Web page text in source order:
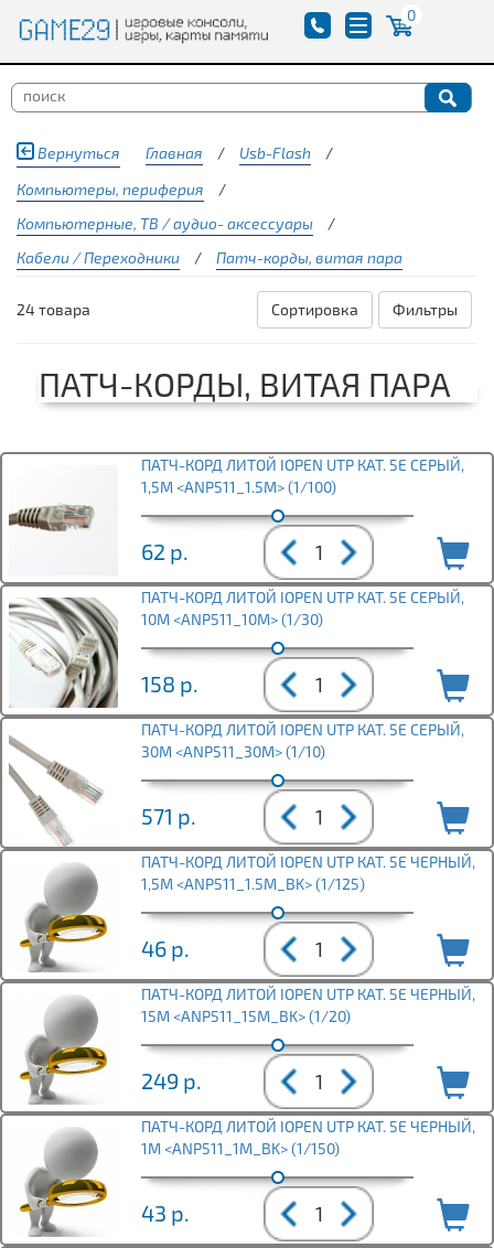
0
Вернуться Главная / Usb-Flash
/
Компьютеры, периферия
/
Компьютерные, ТВ / аудио- аксессуары
/
Кабели / Переходники
/ Патч-корды, витая пара
24 товара Фильтры
Сортировка
ПАТЧ-КОРДЫ, ВИТАЯ ПАРА
ПАТЧ-КОРД ЛИТОЙ IOPEN UTP КАТ. 5Е СЕРЫЙ,
1,5М <ANP511_1.5M> (1/100)
62 р.
ПАТЧ-КОРД ЛИТОЙ IOPEN UTP КАТ. 5Е СЕРЫЙ,
10М <ANP511_10M> (1/30)
158 р.
ПАТЧ-КОРД ЛИТОЙ IOPEN UTP КАТ. 5Е СЕРЫЙ,
30М <ANP511_30M> (1/10)
571 р.
ПАТЧ-КОРД ЛИТОЙ IOPEN UTP КАТ. 5Е ЧЕРНЫЙ,
1,5М <ANP511_1.5M_BK> (1/125)
46 р.
ПАТЧ-КОРД ЛИТОЙ IOPEN UTP КАТ. 5Е ЧЕРНЫЙ,
15М <ANP511_15M_BK> (1/20)
249 р.
ПАТЧ-КОРД ЛИТОЙ IOPEN UTP КАТ. 5Е ЧЕРНЫЙ,
1М <ANP511_1M_BK> (1/150)
43 р.